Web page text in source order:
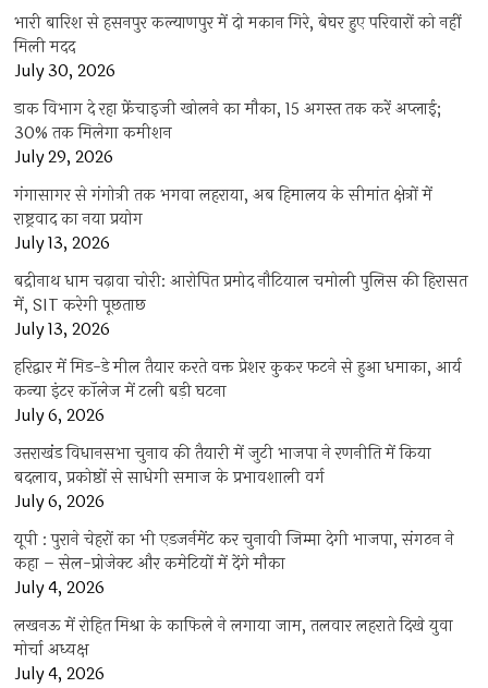
भारी बारिश से हसनपुर कल्याणपुर में दो मकान गिरे, बेघर हुए परिवारों को नहीं
मिली मदद
July 30, 2026
डाक विभाग दे रहा फ्रेंचाइजी खोलने का मौका, 15 अगस्त तक करें अप्लाई;
30% तक मिलेगा कमीशन
July 29, 2026
गंगासागर से गंगोत्री तक भगवा लहराया, अब हिमालय के सीमांत क्षेत्रों में
राष्ट्रवाद का नया प्रयोग
July 13, 2026
बद्रीनाथ धाम चढ़ावा चोरी: आरोपित प्रमोद नौटियाल चमोली पुलिस की हिरासत
में, SIT करेगी पूछताछ
July 13, 2026
हरिद्वार में मिड-डे मील तैयार करते वक्त प्रेशर कुकर फटने से हुआ धमाका, आर्य
कन्या इंटर कॉलेज में टली बड़ी घटना
July 6, 2026
उत्तराखंंड विधानसभा चुनाव की तैयारी में जुटी भाजपा ने रणनीति में किया
बदलाव, प्रकोष्ठों से साधेगी समाज के प्रभावशाली वर्ग
July 6, 2026
यूपी : पुराने चेहरों का भी एडजर्नमेंट कर चुनावी जिम्मा देगी भाजपा, संगठन ने
कहा – सेल-प्रोजेक्ट और कमेटियों में देंगे मौका
July 4, 2026
लखनऊ में रोहित मिश्रा के काफिले ने लगाया जाम, तलवार लहराते दिखे युवा
मोर्चा अध्यक्ष
July 4, 2026